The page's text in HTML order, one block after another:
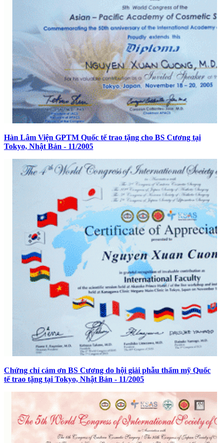
Hàn Lâm Viện GPTM Quốc tế trao tặng cho BS Cương tại
Tokyo, Nhật Bản - 11/2005
Chứng chỉ cám ơn BS Cương do hội giải phẫu thẩm mỹ Quốc
tế trao tặng tại Tokyo, Nhật Bản - 11/2005